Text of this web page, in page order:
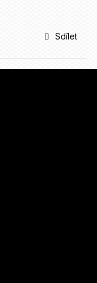
Sdílet